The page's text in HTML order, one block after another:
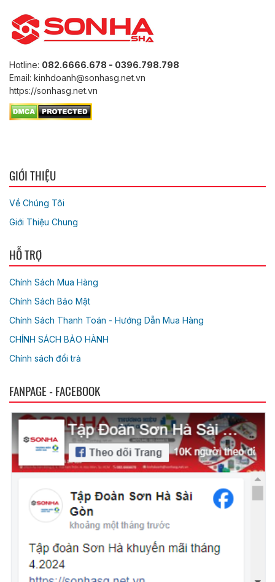
Hotline: 082.6666.678 - 0396.798.798
Email: kinhdoanh@sonhasg.net.vn
https://sonhasg.net.vn
GIỚI THIỆU
Về Chúng Tôi
Giới Thiệu Chung
HỖ TRỢ
Chính Sách Mua Hàng
Chính Sách Bảo Mật
Chính Sách Thanh Toán - Hướng Dẫn Mua Hàng
CHÍNH SÁCH BẢO HÀNH
Chính sách đổi trả
FANPAGE - FACEBOOK